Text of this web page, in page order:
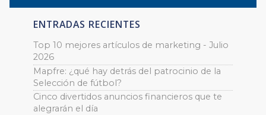
ENTRADAS RECIENTES
Top 10 mejores artículos de marketing - Julio
2026
Mapfre: ¿qué hay detrás del patrocinio de la
Selección de fútbol?
Cinco divertidos anuncios financieros que te
alegrarán el día